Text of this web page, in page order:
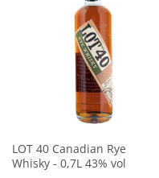
LOT 40 Canadian Rye
Whisky - 0,7L 43% vol